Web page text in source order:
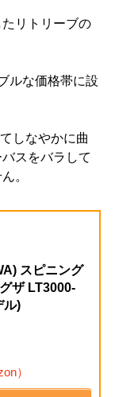
リトリーブの
ルな価格帯に設
しなやかに曲
スをバラして
。
スピニング
ザ LT3000-
ル)
）